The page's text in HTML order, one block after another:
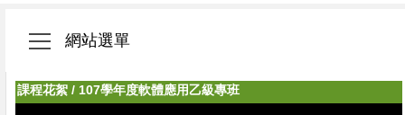
網站選單
課程花絮 / 107學年度軟體應用乙級專班